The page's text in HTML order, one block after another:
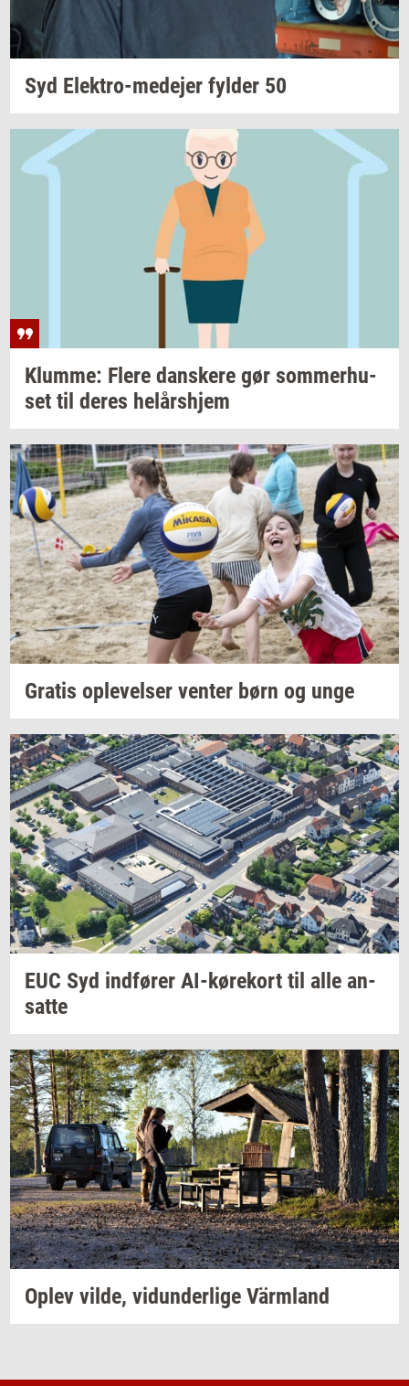
Syd Elektro-​medejer fyl­der 50
Klum­me: Flere dan­ske­re gør som­mer­hu­
set til deres helårs­hjem
Gra­tis op­le­vel­ser ven­ter børn og unge
EUC Syd ind­fø­rer AI-​kørekort til alle an­
sat­te
Oplev vilde, vi­dun­der­li­ge Värmland